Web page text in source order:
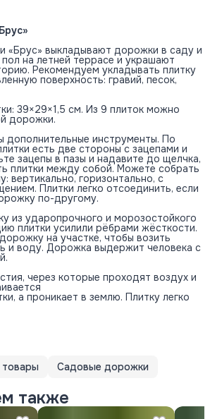
«Брус» выкладывают дорожки в саду и
на летней террасе и украшают
Рекомендуем укладывать плитку
поверхность: гравий, песок,
39×29×1,5 см. Из 9 плиток можно
дорожки.
дополнительные инструменты. По
есть две стороны с зацепами и
зацепы в пазы и надавите до щелчка,
плитки между собой. Можете собрать
вертикально, горизонтально, с
Плитки легко отсоединить, если
по-другому.
из ударопрочного и морозостойкого
плитки усилили рёбрами жёсткости.
на участке, чтобы возить
и воду. Дорожка выдержит человека с
через которые проходят воздух и
а проникает в землю. Плитку легко
Садовые дорожки
также